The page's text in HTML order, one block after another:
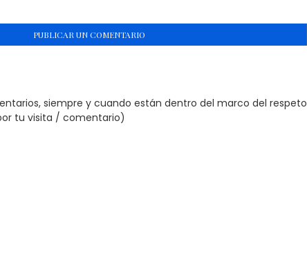
PUBLICAR UN COMENTARIO
siempre y cuando están dentro del marco del respeto
tu visita / comentario)